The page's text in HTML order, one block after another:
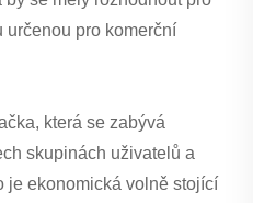
určenou pro komerční
která se zabývá
skupinách uživatelů a
je ekonomická volně stojící